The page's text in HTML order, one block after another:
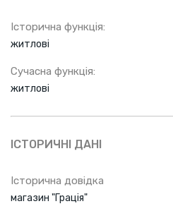
Історична функція:
житлові
Сучасна функція:
житлові
ІСТОРИЧНІ ДАНІ
Історична довідка
магазин "Грація"